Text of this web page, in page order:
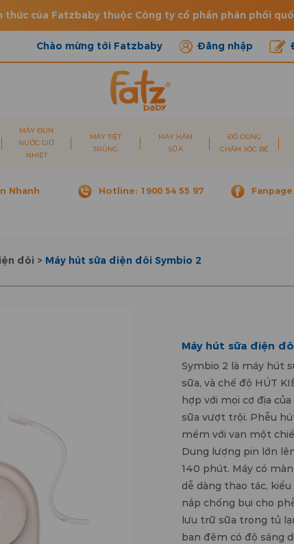
thức của Fatzbaby thuộc Công ty cổ phần phân phối
Chào mừng tới Fatzbaby Đăng nhập
MÁY ĐUN
NƯỚC GIỮ
NHIỆT
MÁY TIỆT
TRÙNG
MÁY HÂM
SỮA
ĐỒ DÙNG
CHĂM SÓC BÉ
Nhanh Hotline: 1900 54 55 97
đôi > Máy hút sữa điện đôi Symbio 2
Máy hút sữa điện
Symbio 2 là máy hút
sữa, và chế độ HÚT
hợp với mọi cơ địa
sữa vượt trội. Phễu
mềm với van một
Dung lượng pin lớn
140 phút. Máy có
dễ dàng thao tác,
nắp chống bụi cho
lưu trữ sữa trong tủ
ban đêm có độ sáng